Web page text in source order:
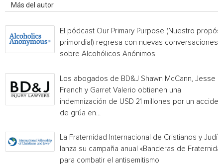
Más del autor
El pódcast Our Primary Purpose (Nuestro
primordial) regresa con nuevas conversaciones
sobre Alcohólicos Anónimos
Los abogados de BD&J Shawn McCann, Jesse
French y Garret Valerio obtienen una
indemnización de USD 21 millones por un
de grúa en...
La Fraternidad Internacional de Cristianos y
lanza su campaña anual «Banderas de
para combatir el antisemitismo